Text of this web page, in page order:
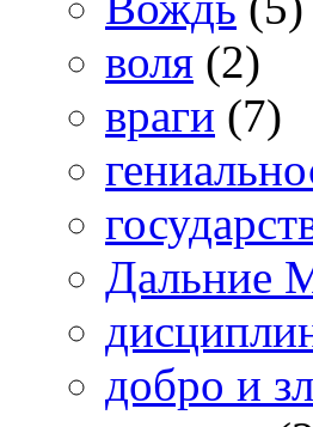
воля (2)
враги (7)
Дальние
добро и